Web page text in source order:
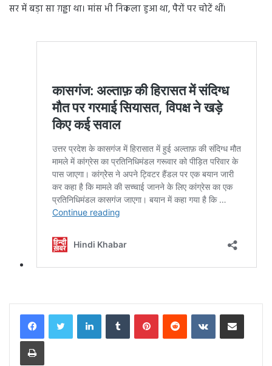
सर में बड़ा सा ग़ड्डा था। मांस भी निकला हुआ था, पैरों पर चोटें थीं।
LinkedInTumblr PinterestReddit VKontakteShare via Email
Print